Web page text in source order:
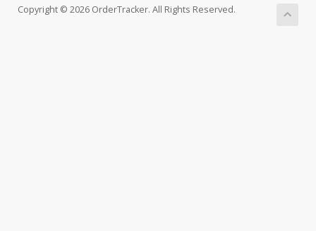
Copyright © 2026 OrderTracker. All Rights Reserved.